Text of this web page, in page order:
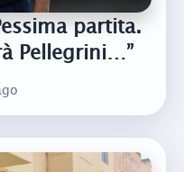
partita.
Pellegrini…”